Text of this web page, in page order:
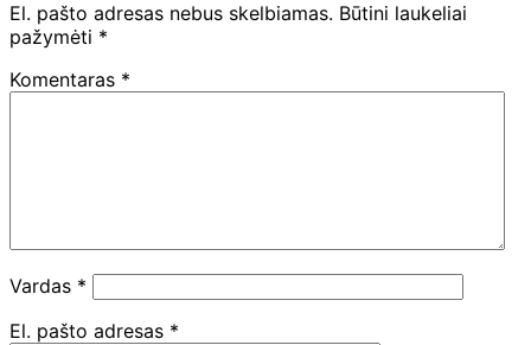
El. pašto adresas nebus skelbiamas. Būtini laukeliai
pažymėti *
Komentaras *
Vardas *
El. pašto adresas *